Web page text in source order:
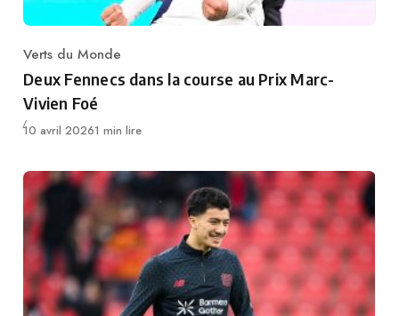
Category
Verts du Monde
Deux Fennecs dans la course au Prix Marc-
Vivien Foé
Publié
10 avril 20261 min lire